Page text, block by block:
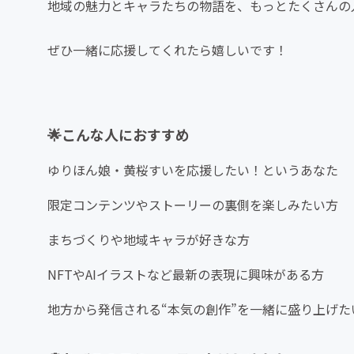
地域の魅力とキャラたちの物語を、もっとたくさんの
ぜひ一緒に応援してくれたら嬉しいです！
🌟こんな人におすすめ
ゆりほん娘・黄桜すいを応援したい！というあなた
限定コンテンツやストーリーの裏側を楽しみたい方
まちづくりや地域キャラが好きな方
NFTやAIイラストなど最新の表現に興味がある方
地方から発信される“本気の創作”を一緒に盛り上げた